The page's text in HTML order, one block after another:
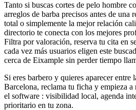
Tanto si buscas cortes de pelo hombre
arreglos de barba precisos antes de una
total o simplemente la mejor relación
directorio te conecta con los mejores
Filtra por valoración, reserva tu cita en
cada vez más usuarios eligen este
cerca de Eixample sin perder tiempo
Si eres barbero y quieres aparecer entre
Barcelona, reclama tu ficha y empieza
el software : visibilidad local, agenda
prioritario en tu zona.